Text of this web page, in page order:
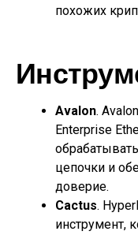
похожих
Avalon.
Enterprise
цепочки и
доверие.
Cactus.
инструмент,